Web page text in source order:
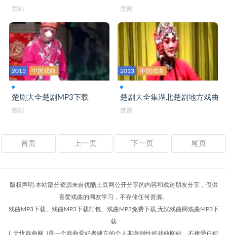
楚剧 楚剧
2015 中国戏曲
楚剧大全楚剧MP3下载
楚剧
2013 中国戏曲
楚剧大全集湖北楚剧地方戏曲
楚剧
首页 上一页 下一页 尾页
版权声明:本站部分资源来自优酷土豆网公开分享的内容和戏迷朋友分享，仅供
喜爱戏曲的网友学习，不存储任何资源。
戏曲MP3下载、戏曲MP3下载打包、戏曲MP3免费下载,无忧戏曲网戏曲MP3下
载
{ 无忧戏曲网 }是一个戏曲爱好者建立的个人非营利性的戏曲网站，不接受任何